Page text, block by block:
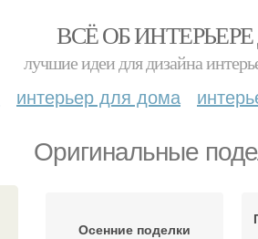
ВСЁ ОБ
лучшие идеи для дизайна
интерьер для дома
Оригинальные
Осенние поделки